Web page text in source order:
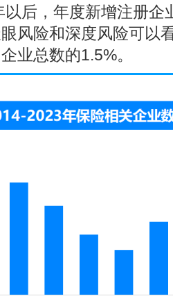
后，年度新增注册企
风险和深度风险可以
业总数的1.5%。